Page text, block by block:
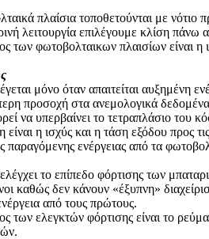
πλαίσια τοποθετούνται με νότιο
λειτουργία επιλέγουμε κλίση
των φωτοβολταικων πλαισίων είναι
μόνο όταν απαιτείται αυξημένη
προσοχή στα ανεμολογικά
να υπερβαίνει το τετραπλάσιο του
η ισχύς και η τάση εξόδου προς
παραγόμενης ενέργειας από τα
το επίπεδο φόρτισης των
καθώς δεν κάνουν «έξυπνη»
από τους πρώτους.
των ελεγκτών φόρτισης είναι το